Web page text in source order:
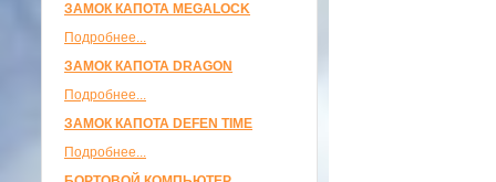
ЗАМОК КАПОТА MEGALOCK
Подробнее...
ЗАМОК КАПОТА DRAGON
Подробнее...
ЗАМОК КАПОТА DEFEN TIME
Подробнее...